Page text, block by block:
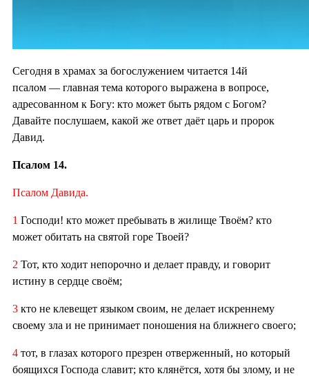
Сегодня в храмах за богослужением читается 14й
псалом — главная тема которого выражена в вопросе,
адресованном к Богу: кто может быть рядом с Богом?
Давайте послушаем, какой же ответ даёт царь и пророк
Давид.
Псалом 14.
Псалом Давида.
1 Господи! кто может пребывать в жилище Твоём? кто
может обитать на святой горе Твоей?
2 Тот, кто ходит непорочно и делает правду, и говорит
истину в сердце своём;
3 кто не клевещет языком своим, не делает искреннему
своему зла и не принимает поношения на ближнего своего;
4 тот, в глазах которого презрен отверженный, но который
боящихся Господа славит; кто клянётся, хотя бы злому, и не